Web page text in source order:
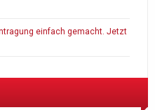
einfach gemacht. Jetzt